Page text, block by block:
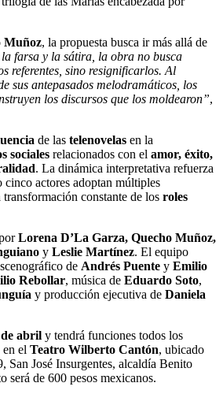
Muñoz, la propuesta busca ir más allá de
farsa y la sátira, la obra no busca
referentes, sino resignificarlos. Al
sus antepasados melodramáticos, los
los discursos que los moldearon”,
de las telenovelas en la
sociales relacionados con el amor, éxito,
. La dinámica interpretativa refuerza
cinco actores adoptan múltiples
constante de los roles
Lorena D’La Garza, Quecho Muñoz,
y Leslie Martínez. El equipo
de Andrés Puente y Emilio
Rebollar, música de Eduardo Soto,
y producción ejecutiva de Daniela
de abril y tendrá funciones todos los
en el Teatro Wilberto Cantón, ubicado
San José Insurgentes, alcaldía Benito
será de 600 pesos mexicanos.